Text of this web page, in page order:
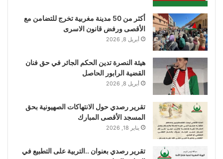
أكثر من 50 مدينة مغربية تخرج للتضامن مع
الأقصى ورفض قانون الاسرى
أبريل 8, 2026
هيئة النصرة تدين الحكم الجائر في حق فنان
القضية الرابور الحاصل
أبريل 8, 2026
تقرير رصدي حول الانتهاكات الصهيونية بحق
المسجد الأقصى المبارك
يناير 18, 2026
تقرير رصدي بعنوان ..التربية على التطبيع في